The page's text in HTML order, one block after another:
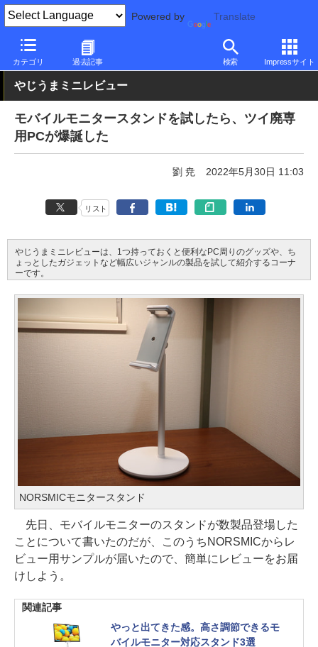
Powered by Translate
カテゴリ 過去記事 検索 Impressサイト
PC Watch 半導体/周辺機器 その他
やじうまミニレビュー
モバイルモニタースタンドを試したら、ツイ廃専
用PCが爆誕した
劉 尭 2022年5月30日 11:03
リスト
やじうまミニレビューは、1つ持っておくと便利なPC周りのグッズや、ち
ょっとしたガジェットなど幅広いジャンルの製品を試して紹介するコーナ
ーです。
NORSMICモニタースタンド
先日、モバイルモニターのスタンドが数製品登場した
ことについて書いたのだが、このうちNORSMICからレ
ビュー用サンプルが届いたので、簡単にレビューをお届
けしよう。
関連記事
やっと出てきた感。高さ調節できるモ
バイルモニター対応スタンド3選